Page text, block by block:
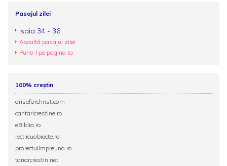
Pasajul zilei
Isaia 34 - 36
Ascultă pasajul zilei
Pune-l pe pagina ta
100% creștin
ariseforchrist.com
cantaricrestine.ro
eBiblia.ro
lectiicuobiecte.ro
proiectulimpreuna.ro
tanarcrestin.net